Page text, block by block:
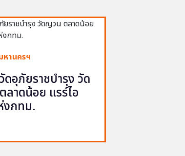
หานครฯ
ดอุภัยราชบำรุง วัด
าดน้อย แรร์ไอ
งกทม.